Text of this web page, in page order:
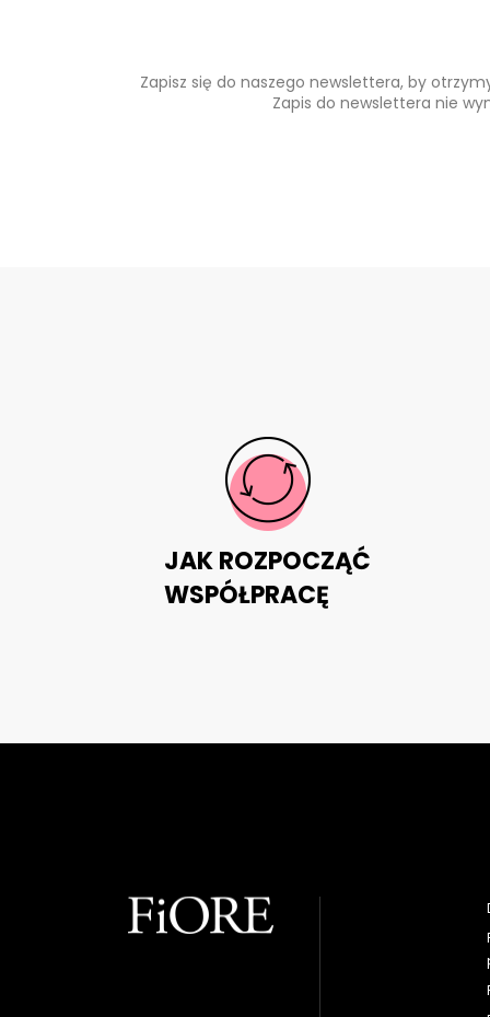
Zapisz się do naszego newslettera, by
Zapis do newslettera nie
JAK ROZPOCZĄĆ
WSPÓŁPRACĘ